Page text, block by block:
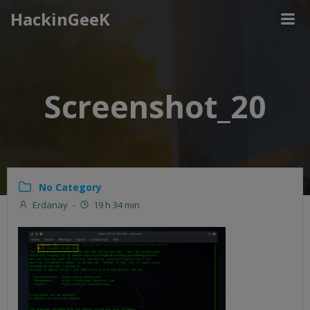
HackinGeeK
Screenshot_20
No Category
Erdanay - 19 h 34 min